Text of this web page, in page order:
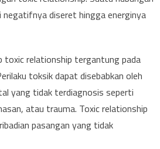
negatifnya diseret hingga energinya
toxic relationship tergantung pada
toksik dapat disebabkan oleh
yang tidak terdiagnosis seperti
atau trauma. Toxic relationship
pasangan yang tidak